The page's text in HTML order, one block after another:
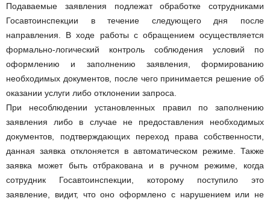
Подаваемые заявления подлежат обработке сотрудниками
Госавтоинспекции в течение следующего дня после
направления. В ходе работы с обращением осуществляется
формально-логический контроль соблюдения условий по
оформлению и заполнению заявления, формированию
необходимых документов, после чего принимается решение об
оказании услуги либо отклонении запроса.
При несоблюдении установленных правил по заполнению
заявления либо в случае не предоставления необходимых
документов, подтверждающих переход права собственности,
данная заявка отклоняется в автоматическом режиме. Также
заявка может быть отбракована и в ручном режиме, когда
сотрудник Госавтоинспекции, которому поступило это
заявление, видит, что оно оформлено с нарушением или не